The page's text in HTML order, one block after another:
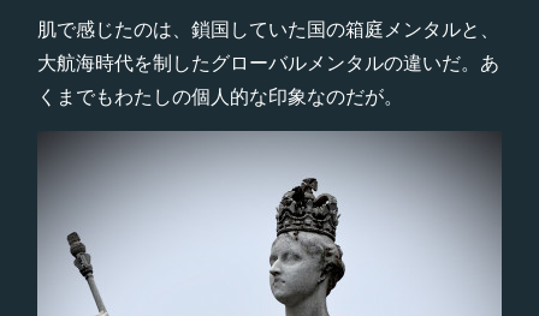
肌で感じたのは、鎖国していた国の箱庭メンタルと、
大航海時代を制したグローバルメンタルの違いだ。あ
くまでもわたしの個人的な印象なのだが。